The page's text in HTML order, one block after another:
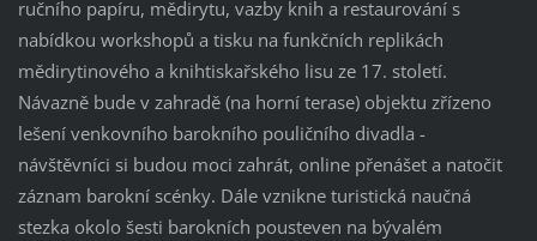
ručního papíru, mědirytu, vazby knih a restaurování s
nabídkou workshopů a tisku na funkčních replikách
mědirytinového a knihtiskařského lisu ze 17. století.
Návazně bude v zahradě (na horní terase) objektu zřízeno
lešení venkovního barokního pouličního divadla -
návštěvníci si budou moci zahrát, online přenášet a natočit
záznam barokní scénky. Dále vznikne turistická naučná
stezka okolo šesti barokních pousteven na bývalém